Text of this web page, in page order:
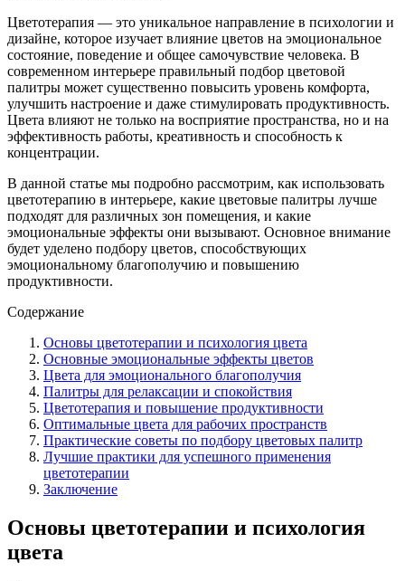
Цветотерапия — это уникальное направление в психологии и
дизайне, которое изучает влияние цветов на эмоциональное
состояние, поведение и общее самочувствие человека. В
современном интерьере правильный подбор цветовой
палитры может существенно повысить уровень комфорта,
улучшить настроение и даже стимулировать продуктивность.
Цвета влияют не только на восприятие пространства, но и на
эффективность работы, креативность и способность к
концентрации.
В данной статье мы подробно рассмотрим, как использовать
цветотерапию в интерьере, какие цветовые палитры лучше
подходят для различных зон помещения, и какие
эмоциональные эффекты они вызывают. Основное внимание
будет уделено подбору цветов, способствующих
эмоциональному благополучию и повышению
продуктивности.
Содержание
Основы цветотерапии и психология цвета
Основные эмоциональные эффекты цветов
Цвета для эмоционального благополучия
Палитры для релаксации и спокойствия
Цветотерапия и повышение продуктивности
Оптимальные цвета для рабочих пространств
Практические советы по подбору цветовых палитр
Лучшие практики для успешного применения
цветотерапии
Заключение
Основы цветотерапии и психология
цвета